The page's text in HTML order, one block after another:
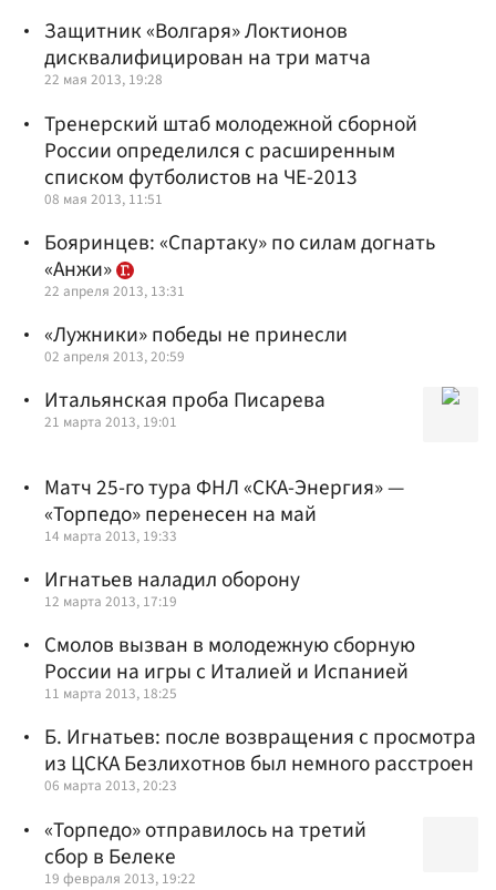
Защитник «Волгаря» Локтионов
дисквалифицирован на три матча
22 мая 2013, 19:28
Тренерский штаб молодежной сборной
России определился с расширенным
списком футболистов на ЧЕ-2013
08 мая 2013, 11:51
Бояринцев: «Спартаку» по силам догнать
«Анжи»
22 апреля 2013, 13:31
«Лужники» победы не принесли
02 апреля 2013, 20:59
Итальянская проба Писарева
21 марта 2013, 19:01
Матч 25-го тура ФНЛ «СКА-Энергия» —
«Торпедо» перенесен на май
14 марта 2013, 19:33
Игнатьев наладил оборону
12 марта 2013, 17:19
Смолов вызван в молодежную сборную
России на игры с Италией и Испанией
11 марта 2013, 18:25
Б. Игнатьев: после возвращения с просмотра
из ЦСКА Безлихотнов был немного расстроен
06 марта 2013, 20:23
«Торпедо» отправилось на третий
сбор в Белеке
19 февраля 2013, 19:22